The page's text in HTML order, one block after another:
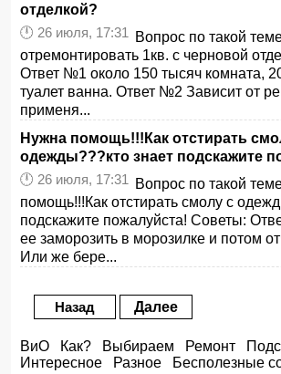
отделкой?
🕛 26 июля, 17:31
Вопрос по такой
отремонтировать 1кв. с черновой
Ответ №1 около 150 тысяч комната,
туалет ванна. Ответ №2 Зависит от
применя...
Нужна помощь!!!Как отстирать
одежды???кто знает подскажите
🕛 26 июля, 17:31
Вопрос по такой
помощь!!!Как отстирать смолу с
подскажите пожалуйста! Советы:
ее заморозить в морозилке и потом
Или же бере...
Назад Далее
ВиО Как? Выбираем Ремонт
Интересное
Разное Бесполезные